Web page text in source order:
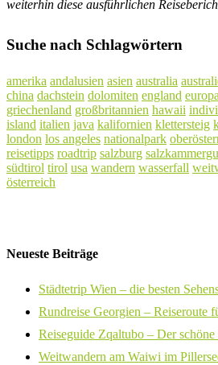
weiterhin diese ausführlichen
Suche nach Schlagwörtern
amerika andalusien asien australia
china dachstein dolomiten england europa
griechenland großbritannien hawaii
island italien java kalifornien klettersteig
london los angeles nationalpark
reisetipps roadtrip salzburg
südtirol tirol usa wandern wasserfall
österreich
Neueste Beiträge
Städtetrip Wien – die besten
Rundreise Georgien – Reiseroute
Reiseguide Zqaltubo – Der
Weitwandern am Waiwi im